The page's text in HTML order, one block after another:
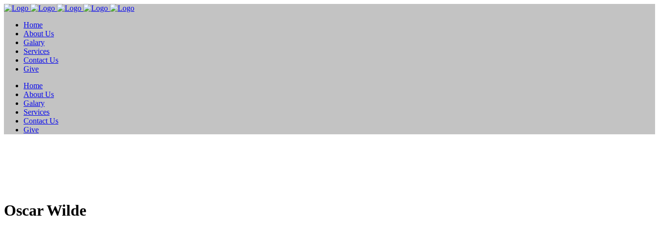
Home
About Us
Galary
Services
Contact Us
Give
Home
About Us
Galary
Services
Contact Us
Give
Oscar Wilde